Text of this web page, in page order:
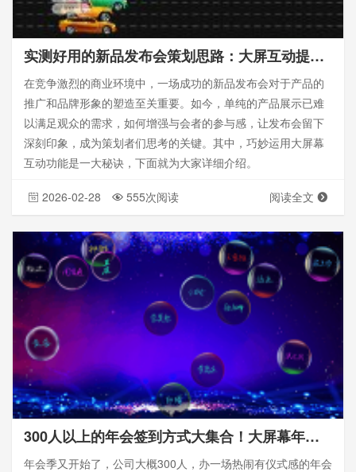
实测好用的新品发布会策划思路：大屏互动提升参与感秘籍
在竞争激烈的商业环境中，一场成功的新品发布会对于产品的
推广和品牌形象的塑造至关重要。如今，单纯的产品展示已难
以满足观众的需求，如何增强与会者的参与感，让发布会留下
深刻印象，成为策划者们思考的关键。其中，巧妙运用大屏幕
互动功能是一大秘诀，下面就为大家详细介绍。
2026-02-28 555次阅读 阅读全文
300人以上的年会签到方式大集合！大屏幕年会签到_思讯互动
年会季又开始了，公司大概300人，办一场热闹有仪式感的年会